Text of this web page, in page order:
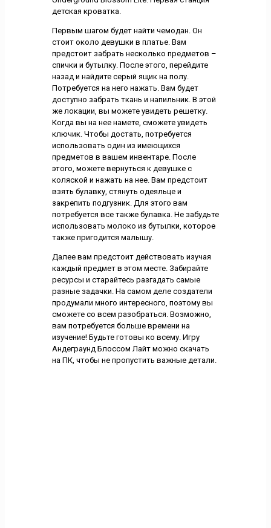
детская кроватка.
Первым шагом будет найти чемодан. Он
стоит около девушки в платье. Вам
предстоит забрать несколько предметов –
спички и бутылку. После этого, перейдите
назад и найдите серый ящик на полу.
Потребуется на него нажать. Вам будет
доступно забрать ткань и напильник. В этой
же локации, вы можете увидеть решетку.
Когда вы на нее намете, сможете увидеть
ключик. Чтобы достать, потребуется
использовать один из имеющихся
предметов в вашем инвентаре. После
этого, можете вернуться к девушке с
коляской и нажать на нее. Вам предстоит
взять булавку, стянуть одеяльце и
закрепить подгузник. Для этого вам
потребуется все также булавка. Не забудьте
использовать молоко из бутылки, которое
также пригодится малышу.
Далее вам предстоит действовать изучая
каждый предмет в этом месте. Забирайте
ресурсы и старайтесь разгадать самые
разные задачки. На самом деле создатели
продумали много интересного, поэтому вы
сможете со всем разобраться. Возможно,
вам потребуется больше времени на
изучение! Будьте готовы ко всему. Игру
Андеграунд Блоссом Лайт можно скачать
на ПК, чтобы не пропустить важные детали.